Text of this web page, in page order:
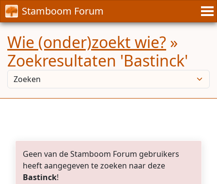
Stamboom Forum
Wie (onder)zoekt wie? »
Zoekresultaten 'Bastinck'
Geen van de Stamboom Forum gebruikers
heeft aangegeven te zoeken naar deze
Bastinck!